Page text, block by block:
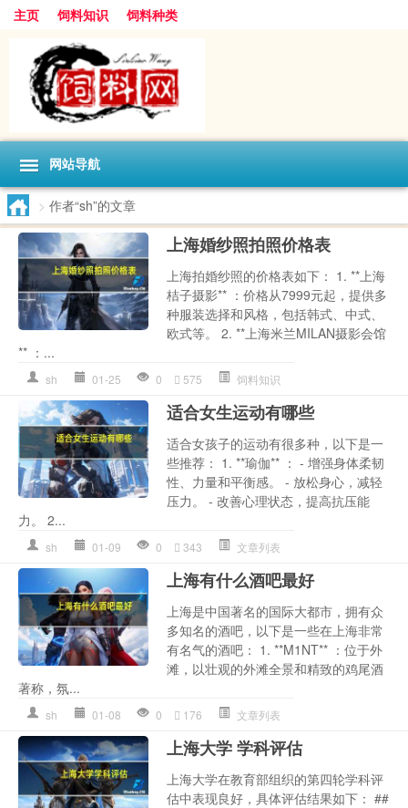
主页 饲料知识 饲料种类
网站导航
> 作者“sh”的文章
上海婚纱照拍照价格表
上海拍婚纱照的价格表如下： 1. **上海
桔子摄影** ：价格从7999元起，提供多
种服装选择和风格，包括韩式、中式、
欧式等。 2. **上海米兰MILAN摄影会馆
** ：...
sh 01-25 0 575 饲料知识
适合女生运动有哪些
适合女孩子的运动有很多种，以下是一
些推荐： 1. **瑜伽** ： - 增强身体柔韧
性、力量和平衡感。 - 放松身心，减轻
压力。 - 改善心理状态，提高抗压能
力。 2...
sh 01-09 0 343 文章列表
上海有什么酒吧最好
上海是中国著名的国际大都市，拥有众
多知名的酒吧，以下是一些在上海非常
有名气的酒吧： 1. **M1NT** ：位于外
滩，以壮观的外滩全景和精致的鸡尾酒
著称，氛...
sh 01-08 0 176 文章列表
上海大学 学科评估
上海大学在教育部组织的第四轮学科评
估中表现良好，具体评估结果如下： ##